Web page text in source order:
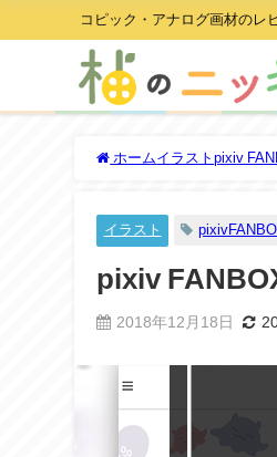
コピック・アナログ画材のレ
ホームイラストpixiv
イラスト
pixiv
2018年12月18日